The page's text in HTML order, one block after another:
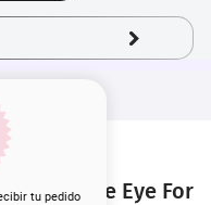
tu pedido
Peptide Eye For